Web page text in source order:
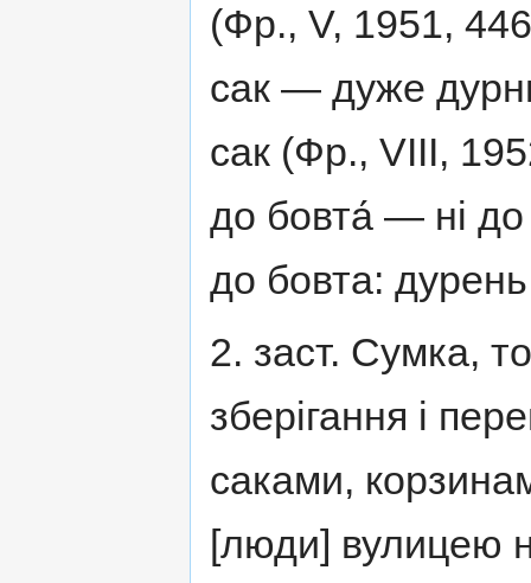
(Фр., V, 1951,
сак — дуже
сак (Фр., VIII,
до бовта́ — ні до
до бовта:
2. заст. Сумка,
зберігання і
саками,
[люди] вулицею